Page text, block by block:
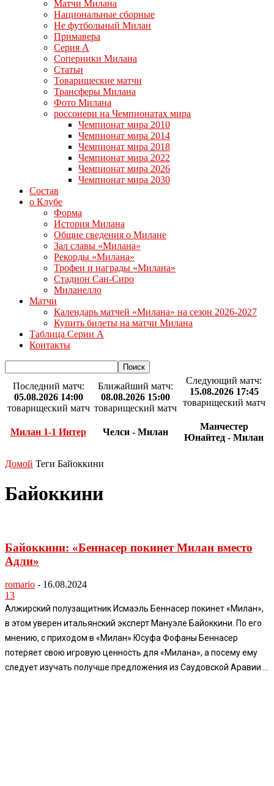
Матчи Милана
Национальные сборные
Не футбольный Милан
Примавера
Серия А
Соперники Милана
Статьи
Товарищеские матчи
Трансферы Милана
Фото Милана
россонери на Чемпионатах мира
Чемпионат мира 2010
Чемпионат мира 2014
Чемпионат мира 2018
Чемпионат мира 2022
Чемпионат мира 2026
Чемпионат мира 2030
Состав
о Клубе
Форма
История Милана
Общие сведения о Милане
Зал славы «Милана»
Рекорды «Милана»
Трофеи и награды «Милана»
Стадион Сан-Сиро
Миланелло
Матчи
Календарь матчей «Милана» на сезон 2026-2027
Купить билеты на матчи Милана
Таблица Серии А
Контакты
Последний матч:
05.08.2026 14:00
товарищеский матч
Милан 1-1 Интер
Ближайший матч:
08.08.2026 15:00
товарищеский матч
Челси - Милан
Следующий матч:
15.08.2026 17:45
товарищеский матч
Манчестер
Юнайтед - Милан
Домой Теги Байоккини
Байоккини
Байоккини: «Беннасер покинет Милан вместо
Адли»
romario - 16.08.2024
13
Алжирский полузащитник Исмаэль Беннасер покинет «Милан»,
в этом уверен итальянский эксперт Мануэле Байоккини. По его
мнению, с приходом в «Милан» Юсуфа Фофаны Беннасер
потеряет свою игровую ценность для «Милана», а посему ему
следует изучать получше предложения из Саудовской Аравии....